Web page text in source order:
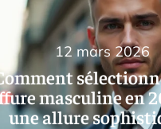
masculine en
une allure
12 mars 2026